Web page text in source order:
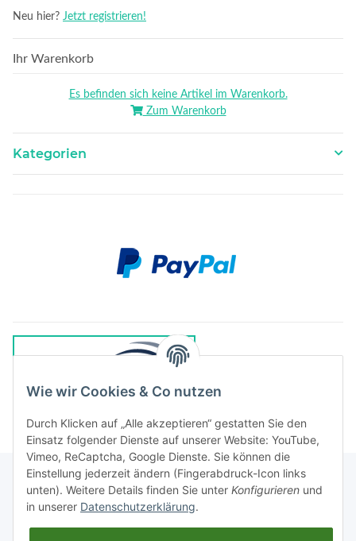
Neu hier? Jetzt registrieren!
Ihr Warenkorb
Es befinden sich keine Artikel im Warenkorb.
Zum Warenkorb
Kategorien
Rechtliches
Wie wir Cookies & Co nutzen
Durch Klicken auf „Alle akzeptieren“ gestatten Sie den
Einsatz folgender Dienste auf unserer Website: YouTube,
Vimeo, ReCaptcha, Google Dienste. Sie können die
Einstellung jederzeit ändern (Fingerabdruck-Icon links
unten). Weitere Details finden Sie unter Konfigurieren und
in unserer Datenschutzerklärung.